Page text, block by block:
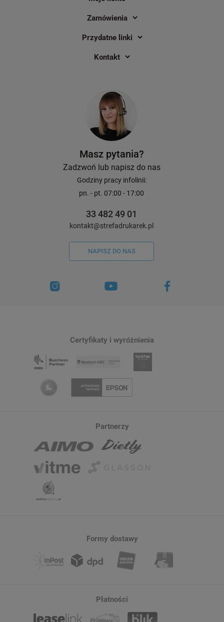
Zamówienia
Przydatne linki
Kontakt
Masz pytania?
Zadzwoń lub napisz do nas
Godziny pracy infolinii:
pn. - pt. 07:00 - 17:00
33 482 49 01
kontakt@strefadrukarek.pl
NAPISZ DO NAS
Certyfikaty i wyróżnienia
Partnerzy
Formy dostawy
Płatności